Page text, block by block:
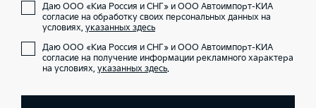
Даю ООО «Киа Россия и СНГ» и ООО Автоимпорт-КИА
согласие на обработку своих персональных данных на
условиях, указанных здесь
Даю ООО «Киа Россия и СНГ» и ООО Автоимпорт-КИА
согласие на получение информации рекламного характера
на условиях, указанных здесь.